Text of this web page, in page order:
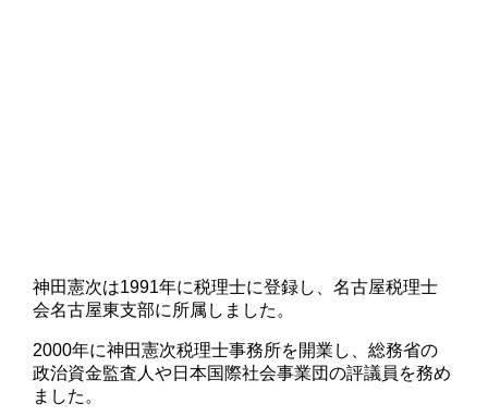
神田憲次は1991年に税理士に登録し、名古屋税理士
会名古屋東支部に所属しました。
2000年に神田憲次税理士事務所を開業し、総務省の
政治資金監査人や日本国際社会事業団の評議員を務め
ました。